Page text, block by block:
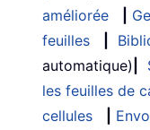
améliorée
feuilles
automatique)
les feuilles de
cellules